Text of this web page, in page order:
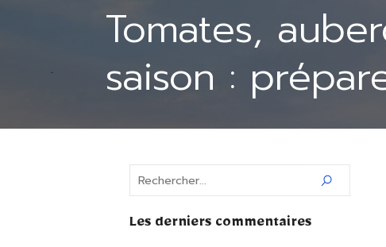
Tomates,
saison :
Les derniers commentaires